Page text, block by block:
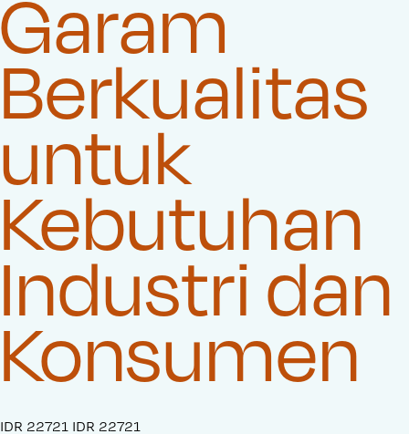
Garam
Berkualitas
untuk
Kebutuhan
Industri dan
Konsumen
S
IDR 22721 O
IDR 22721